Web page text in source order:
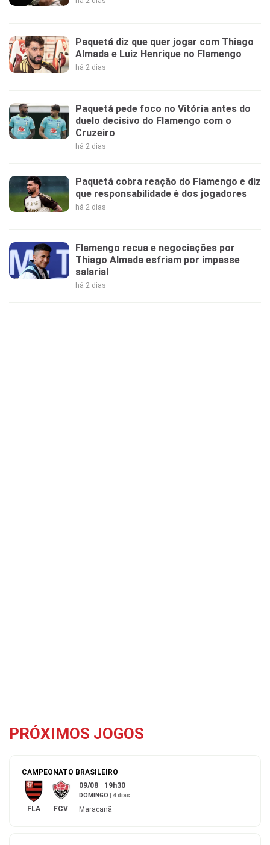
Paquetá diz que quer jogar com Thiago
Almada e Luiz Henrique no Flamengo
há 2 dias
Paquetá pede foco no Vitória antes do
duelo decisivo do Flamengo com o
Cruzeiro
há 2 dias
Paquetá cobra reação do Flamengo e diz
que responsabilidade é dos jogadores
há 2 dias
Flamengo recua e negociações por
Thiago Almada esfriam por impasse
salarial
há 2 dias
PRÓXIMOS JOGOS
CAMPEONATO BRASILEIRO
FLA FCV
09/08 19h30
DOMINGO 4 dias
Maracanã